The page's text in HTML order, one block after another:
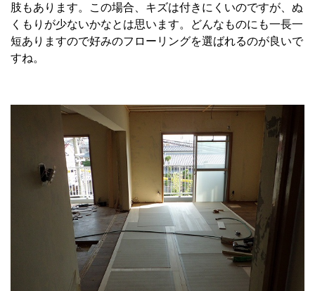
肢もあります。この場合、キズは付きにくいのですが、ぬ
くもりが少ないかなとは思います。どんなものにも一長一
短ありますので好みのフローリングを選ばれるのが良いで
すね。